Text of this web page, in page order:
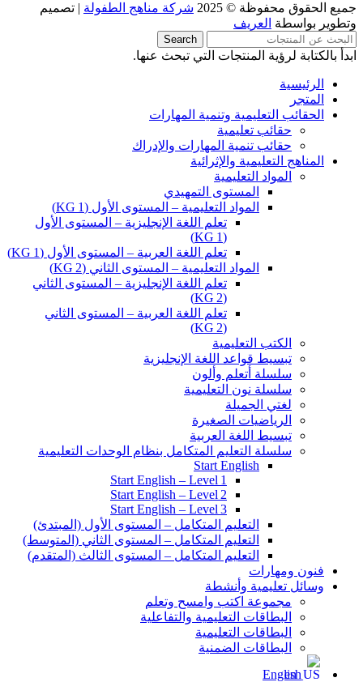
جميع الحقوق محفوظة © 2025 شركة مناهج الطفولة | تصميم
وتطوير بواسطة العريف
Search
ابدأ بالكتابة لرؤية المنتجات التي تبحث عنها.
الرئيسية
المتجر
الحقائب التعليمية وتنمية المهارات
حقائب تعليمية
حقائب تنمية المهارات والإدراك
المناهج التعليمية والإثرائية
المواد التعليمية
المستوى التمهيدي
المواد التعليمية – المستوى الأول (KG 1)
تعلم اللغة الإنجليزية – المستوى الأول
(KG 1)
تعلم اللغة العربية – المستوى الأول (KG 1)
المواد التعليمية – المستوى الثاني (KG 2)
تعلم اللغة الإنجليزية – المستوى الثاني
(KG 2)
تعلم اللغة العربية – المستوى الثاني
(KG 2)
الكتب التعليمية
تبسيط قواعد اللغة الإنجليزية
سلسلة أتعلم وألون
سلسلة نون التعليمية
لغتي الجميلة
الرياضيات الصغيرة
تبسيط اللغة العربية
سلسلة التعليم المتكامل بنظام الوحدات التعليمية
Start English
Start English – Level 1
Start English – Level 2
Start English – Level 3
التعليم المتكامل – المستوى الأول (المبتدئ)
التعليم المتكامل – المستوى الثاني (المتوسط)
التعليم المتكامل – المستوى الثالث (المتقدم)
فنون ومهارات
وسائل تعليمية وأنشطة
مجموعة اكتب وامسح وتعلم
البطاقات التعليمية والتفاعلية
البطاقات التعليمية
البطاقات الضمنية
English